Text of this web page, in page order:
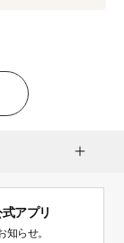
アプリ
らせ。